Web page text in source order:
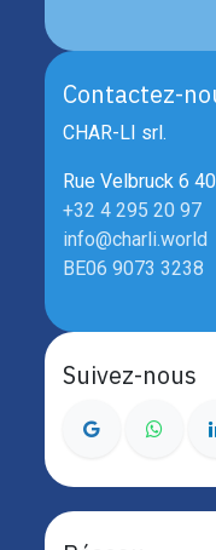
Contactez-
CHAR-LI srl.
Rue Velbruck 6
+32 4 295 20 97
info@charli.world
BE06 9073 3238
Suivez-nous